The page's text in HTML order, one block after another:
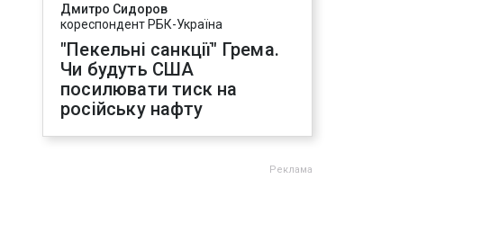
Дмитро Сидоров
кореспондент РБК-Україна
"Пекельні санкції" Грема.
Чи будуть США
посилювати тиск на
російську нафту